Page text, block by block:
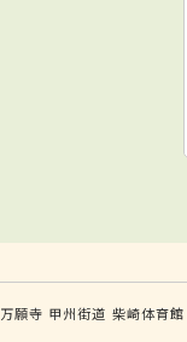
万願寺 甲州街道 柴崎体育館